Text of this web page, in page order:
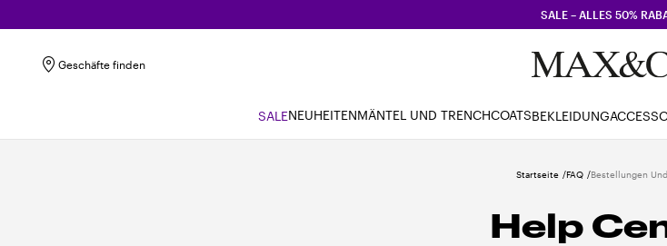
SALE – ALLES 50%
Geschäfte finden
SALENEUHEITENMÄNTEL UND TRENCHCOATSBEKLEIDUNG
Startseite FAQ Bestellungen
Help